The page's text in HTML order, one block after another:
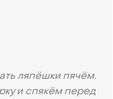
ляпёшки пячём.
и спякём перед